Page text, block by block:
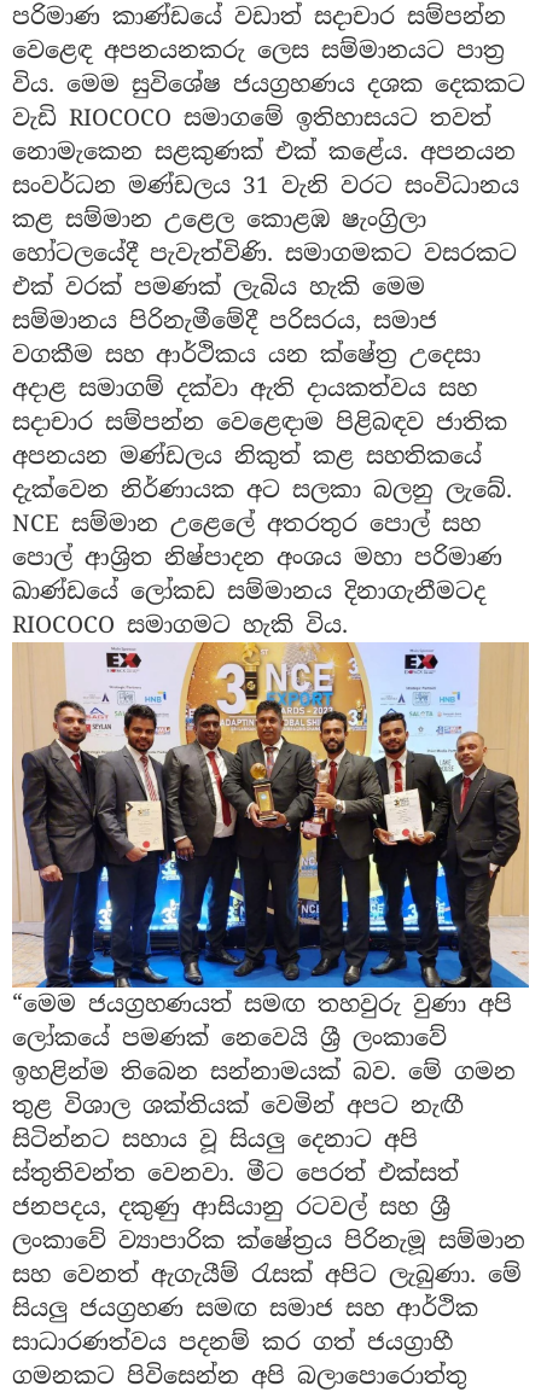
පරිමාණ කාණ්ඩයේ වඩාත් සදාචාර සම්පන්න
වෙළෙඳ අපනයනකරු ලෙස සම්මානයට පාත්‍ර
විය. මෙම සුවිශේෂ ජයග්‍රහණය දශක දෙකකට
වැඩි RIOCOCO සමාගමේ ඉතිහාසයට තවත්
නොමැකෙන සළකුණක් එක් කළේය. අපනයන
සංවර්ධන මණ්ඩලය 31 වැනි වරට සංවිධානය
කළ සම්මාන උළෙල කොළඹ ෂැංග්‍රිලා
හෝටලයේදී පැවැත්විණි. සමාගමකට වසරකට
එක් වරක් පමණක් ලැබිය හැකි මෙම
සම්මානය පිරිනැමීමේදී පරිසරය, සමාජ
වගකීම සහ ආර්ථිකය යන ක්ෂේත්‍ර උදෙසා
අදාළ සමාගම් දක්වා ඇති දායකත්වය සහ
සදාචාර සම්පන්න වෙළෙඳාම පිළිබඳව ජාතික
අපනයන මණ්ඩලය නිකුත් කළ සහතිකයේ
දැක්වෙන නිර්ණායක අට සලකා බලනු ලැබේ.
NCE සම්මාන උළෙ‌ලේ අතරතුර පොල් සහ
පොල් ආශ්‍රිත නිෂ්පාදන අංශය මහා පරිමාණ
ඛාණ්ඩයේ ලෝකඩ සම්මානය දිනාගැනීමටද
RIOCOCO සමාගමට හැකි විය.
“මෙම ජයග්‍රහණයත් සමඟ තහවුරු වුණා අපි
ලෝකයේ පමණක් නෙවෙයි ශ්‍රී ලංකාවේ
ඉහළින්ම තිබෙන සන්නාමයක් බව. මේ ගමන
තුළ විශාල ශක්තියක් වෙමින් අපට නැඟී
සිටින්නට සහාය වූ සියලු දෙනාට අපි
ස්තුතිවන්ත වෙනවා. මීට පෙරත් එක්සත්
ජනපදය, දකුණු ආසියානු රටවල් සහ ශ්‍රී
ලංකාවේ ව්‍යාපාරික ක්ෂේත්‍රය පිරිනැමූ සම්මාන
සහ වෙනත් ඇගැයීම් රැසක් අපිට ලැබුණා. මේ
සියලු ජයග්‍රහණ සමඟ සමාජ සහ ආර්ථික
සාධාරණත්වය පදනම් කර ගත් ජයග්‍රාහී
ගමනකට පිවිසෙන්න අපි බලාපොරොත්තු